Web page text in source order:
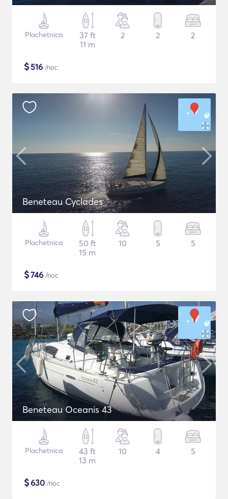
Plachetnica
37 ft
11 m
2 2 2
$516 /noc
Beneteau Cyclades
Plachetnica
50 ft
15 m
10 5 5
$746 /noc
Beneteau Oceanis 43
Plachetnica
43 ft
13 m
10 4 5
$630 /noc